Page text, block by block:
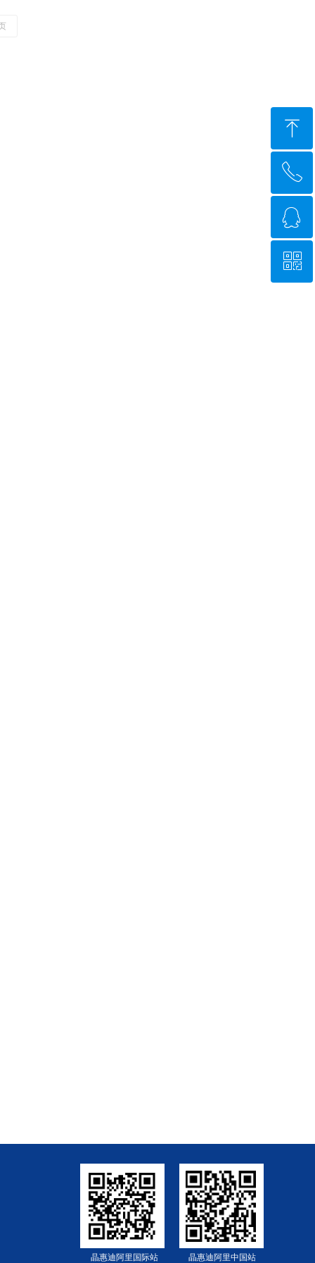
晶惠迪阿里国际站 晶惠迪阿里中国站
ꁸ
回到顶部
ꂅ
ꁗ
QQ客服
ꀥ